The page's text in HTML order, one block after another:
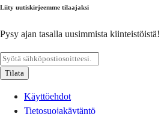
Liity uutiskirjeemme tilaajaksi
Pysy ajan tasalla uusimmista kiinteistöistä!
Tilata
Käyttöehdot
Tietosuojakäytäntö